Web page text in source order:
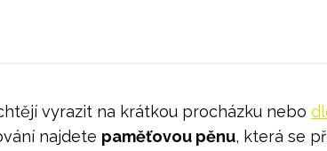
vyrazit na krátkou procházku nebo
najdete paměťovou pěnu, která se